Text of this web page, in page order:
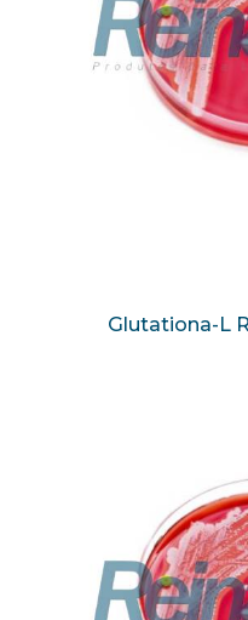
Glutationa-L